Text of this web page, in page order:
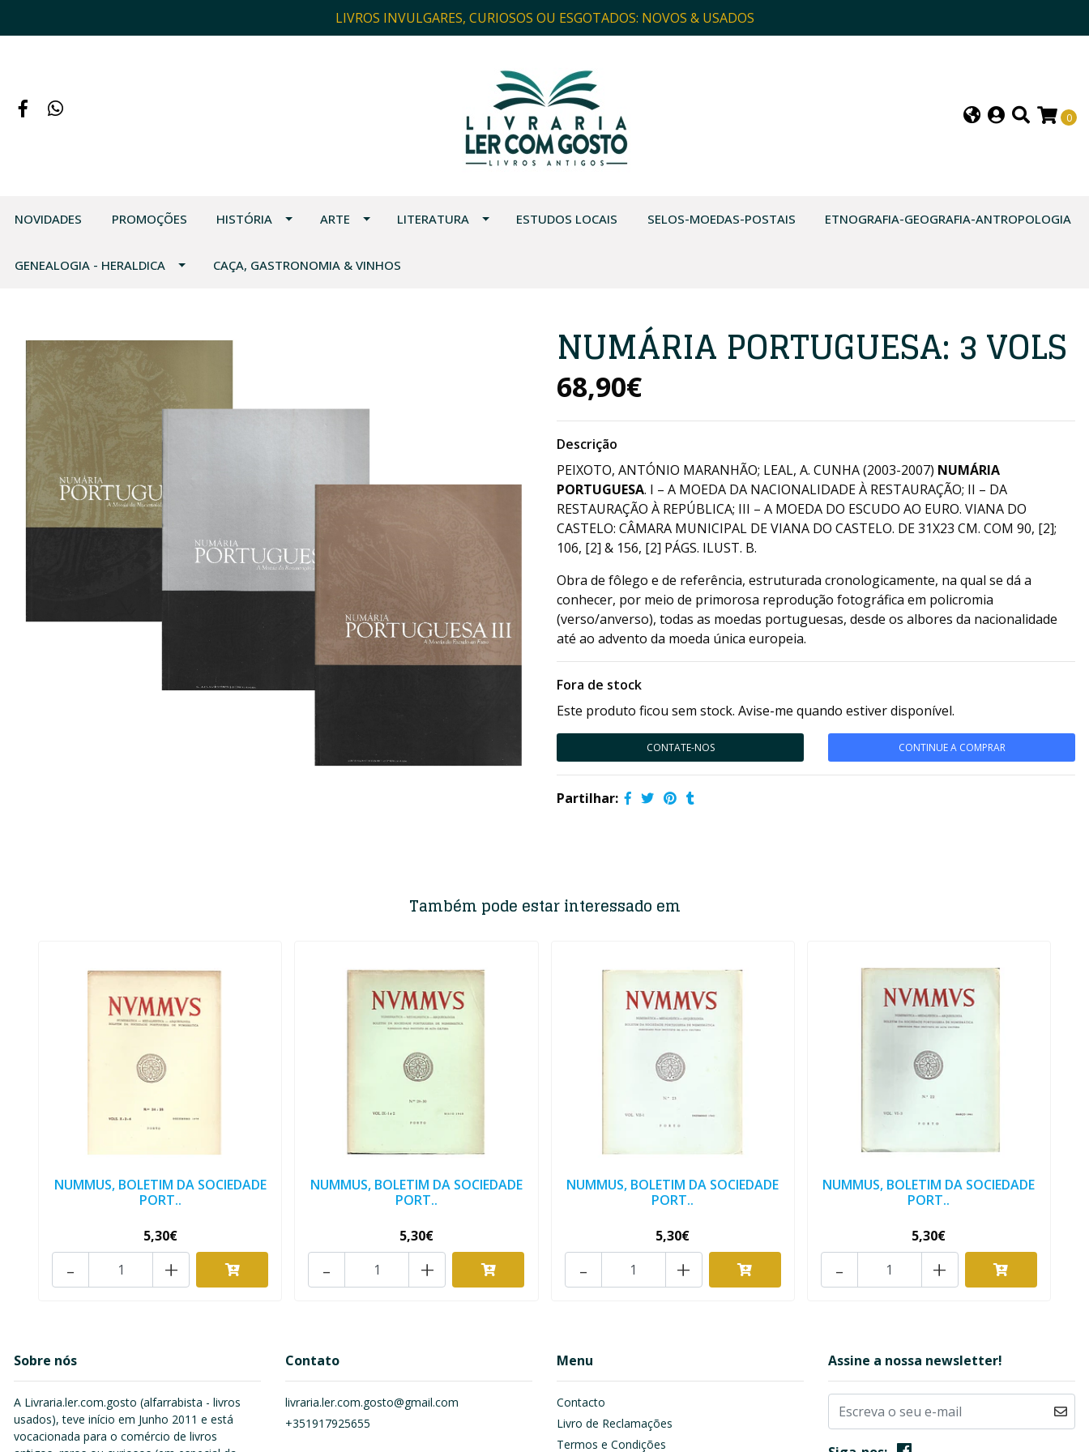
LIVROS INVULGARES, CURIOSOS OU ESGOTADOS: NOVOS & USADOS
0
NOVIDADES PROMOÇÕES HISTÓRIA ARTE LITERATURA ESTUDOS LOCAIS SELOS-MOEDAS-POSTAIS ETNOGRAFIA-GEOGRAFIA-ANTROPOLOGIA
GENEALOGIA - HERALDICA CAÇA, GASTRONOMIA & VINHOS
NUMÁRIA PORTUGUESA: 3 VOLS
68,90€
Descrição
PEIXOTO, ANTÓNIO MARANHÃO; LEAL, A. CUNHA (2003-2007) NUMÁRIA
PORTUGUESA. I – A MOEDA DA NACIONALIDADE À RESTAURAÇÃO; II – DA
RESTAURAÇÃO À REPÚBLICA; III – A MOEDA DO ESCUDO AO EURO. VIANA DO
CASTELO: CÂMARA MUNICIPAL DE VIANA DO CASTELO. DE 31X23 CM. COM 90, [2];
106, [2] & 156, [2] PÁGS. ILUST. B.
Obra de fôlego e de referência, estruturada cronologicamente, na qual se dá a
conhecer, por meio de primorosa reprodução fotográfica em policromia
(verso/anverso), todas as moedas portuguesas, desde os albores da nacionalidade
até ao advento da moeda única europeia.
Fora de stock
Este produto ficou sem stock. Avise-me quando estiver disponível.
CONTATE-NOS CONTINUE A COMPRAR
Partilhar:
Também pode estar interessado em
NUMMUS, BOLETIM DA SOCIEDADE
PORT..
5,30€
+
-
NUMMUS, BOLETIM DA SOCIEDADE
PORT..
5,30€
+
-
NUMMUS, BOLETIM DA SOCIEDADE
PORT..
5,30€
+
-
NUMMUS, BOLETIM DA SOCIEDADE
PORT..
5,30€
+
-
Sobre nós
A Livraria.ler.com.gosto (alfarrabista - livros
usados), teve início em Junho 2011 e está
vocacionada para o comércio de livros
Contato
livraria.ler.com.gosto@gmail.com
+351917925655
Menu
Contacto
Livro de Reclamações
Termos e Condições
Assine a nossa newsletter!